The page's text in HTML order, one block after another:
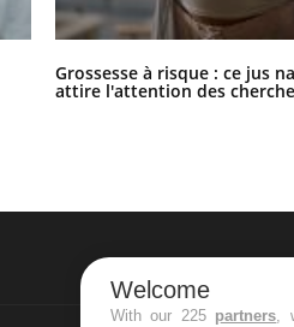
Grossesse à risque : ce jus
attire l'attention des
NEWSLETTER
Welcome
With our 225 partners,